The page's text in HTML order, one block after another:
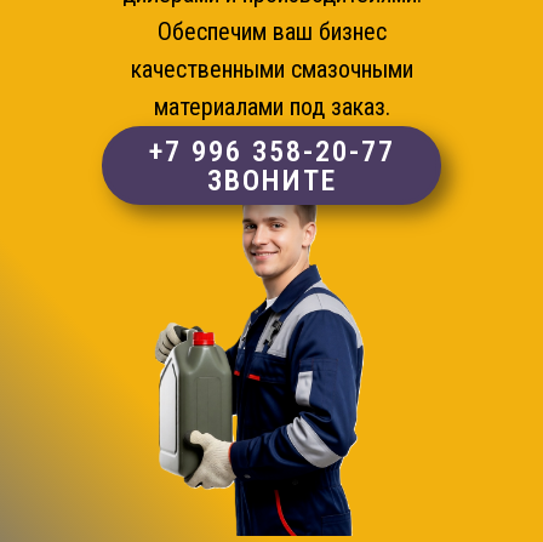
Обеспечим ваш бизнес
качественными смазочными
материалами под заказ.
+7 996 358-20-77
ЗВОНИТЕ